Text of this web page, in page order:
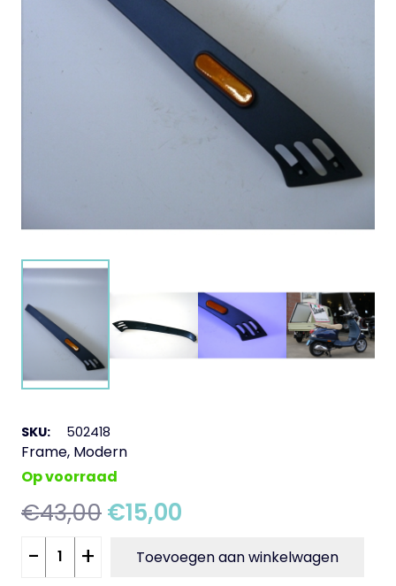
SKU: 502418
Frame, Modern
Op voorraad
€43,00Oorspronkelijke
was:
€15,00
is:
Zijstrip
rechts
- + Toevoegen aan winkelwagen